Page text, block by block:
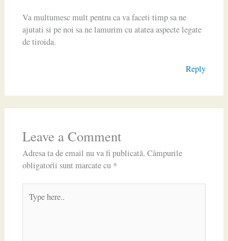
Va multumesc mult pentru ca va faceti timp sa ne
ajutati si pe noi sa ne lamurim cu atatea aspecte legate
de tiroida.
Reply
Leave a Comment
Adresa ta de email nu va fi publicată. Câmpurile
obligatorii sunt marcate cu *
here..